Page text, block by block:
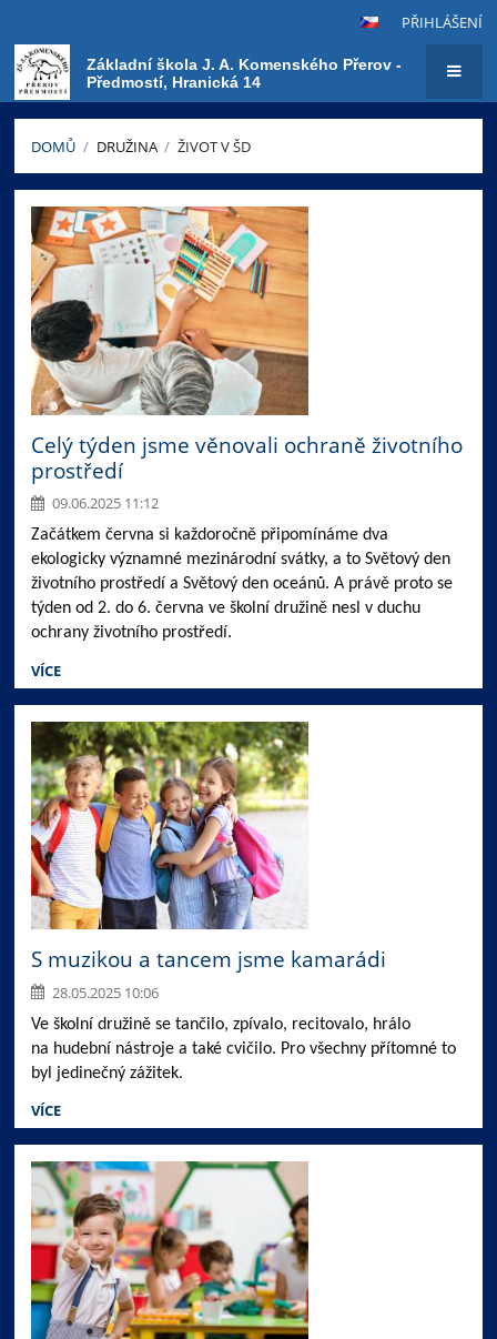
PŘIHLÁŠENÍ
Základní škola J. A. Komenského Přerov -
Předmostí, Hranická 14
DOMŮ / DRUŽINA / ŽIVOT V ŠD
Život
ŠD
Celý týden jsme věnovali ochraně životního
prostředí
09.06.2025 11:12
Začátkem června si každoročně připomínáme dva
ekologicky významné mezinárodní svátky, a to Světový den
životního prostředí a Světový den oceánů. A právě proto se
týden od 2. do 6. června ve školní družině nesl v duchu
ochrany životního prostředí.
VÍCE
S muzikou a tancem jsme kamarádi
28.05.2025 10:06
Ve školní družině se tančilo, zpívalo, recitovalo, hrálo
na hudební nástroje a také cvičilo. Pro všechny přítomné to
byl jedinečný zážitek.
VÍCE